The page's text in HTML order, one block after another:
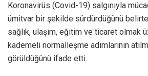
Koronavirüs (Covid-19) salgınıyla
ümitvar bir şekilde sürdürdüğünü
sağlık, ulaşım, eğitim ve ticaret olmak
kademeli normalleşme adımlarının
görüldüğünü ifade etti.